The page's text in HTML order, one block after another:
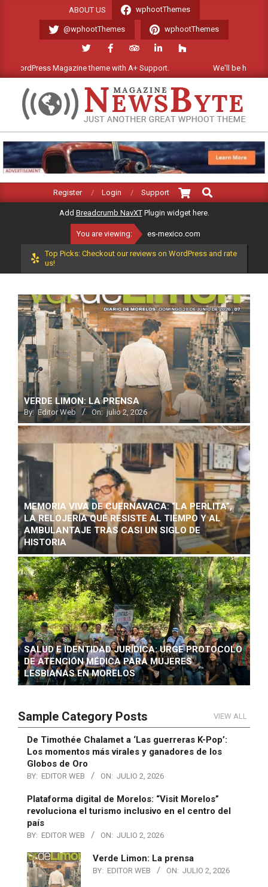
ABOUT US wphootThemes
@wphootThemes wphootThemes
Magazine theme with A+ Support. We'll be happy to help!
ES-
MEXICO.COM
Navigation
Register Login Support
Search
Add Breadcrumb NavXTPlugin widget here.
You are viewing: es-mexico.com
Top Picks: Checkout our reviews on WordPress and rate
us!
VERDE LIMON: LA PRENSA
By: Editor Web On: julio 2, 2026
MEMORIA VIVA DE CUERNAVACA: “LA PERLITA”,
LA RELOJERÍA QUE RESISTE AL TIEMPO Y AL
AMBULANTAJE TRAS CASI UN SIGLO DE
HISTORIA
SALUD E IDENTIDAD JURÍDICA: URGE PROTOCOLO
DE ATENCIÓN MÉDICA PARA MUJERES
LESBIANAS EN MORELOS
Sample Category Posts VIEW ALL
De Timothée Chalamet a ‘Las guerreras K-Pop’:
Los momentos más virales y ganadores de los
Globos de Oro
BY: EDITOR WEB ON: JULIO 2, 2026
Plataforma digital de Morelos: “Visit Morelos”
revoluciona el turismo inclusivo en el centro del
país
BY: EDITOR WEB ON: JULIO 2, 2026
Verde Limon: La prensa
BY: EDITOR WEB ON: JULIO 2, 2026